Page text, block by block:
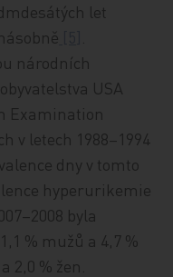
let
národních
USA
Examination
v letech 1988–1994
dny v tomto
hyperurikemie
byla
% mužů a 4,7 %
2,0 % žen.